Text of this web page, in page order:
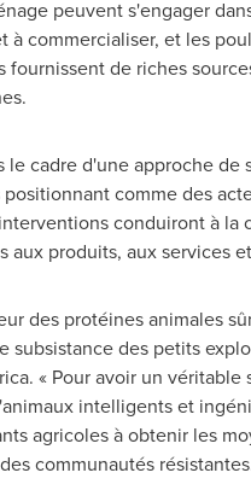
peuvent s'engager
commercialiser, et les
de riches
le cadre d'une approche de
comme des
conduiront à la
produits, aux services
des protéines animales
des petits
. « Pour avoir un véritable
intelligents et
agricoles à obtenir les
communautés